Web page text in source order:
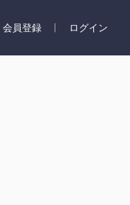
会員登録 ログイン